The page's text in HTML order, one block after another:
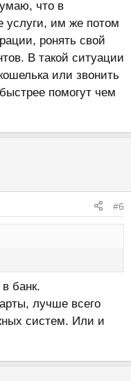
что в
услуги, им же потом
ронять свой
В такой ситуации
или звонить
помогут чем
#6
банк.
лучше всего
систем. Или и